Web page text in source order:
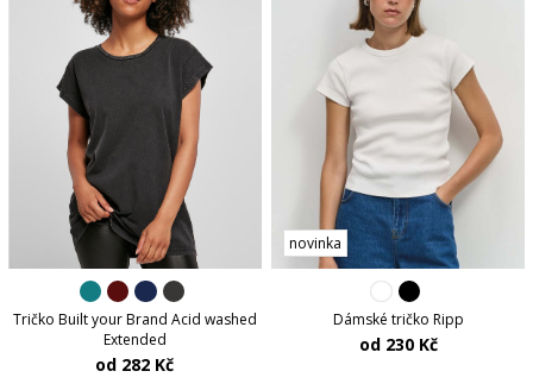
Tričko Built your Brand Acid washed
Extended
od 282 Kč
novinka
Dámské tričko Ripp
od 230 Kč